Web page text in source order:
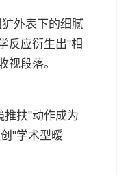
外表下的细腻
反应衍生出"相
段落。
推扶"动作成为
"学术型暧